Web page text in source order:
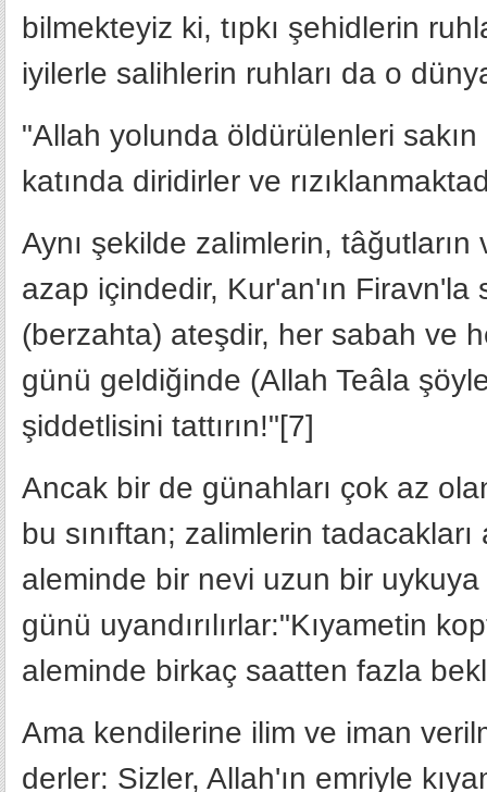
bilmekteyiz ki, tıpkı şehidlerin
iyilerle salihlerin ruhları da o
"Allah yolunda öldürülenleri
katında diridirler ve
Aynı şekilde zalimlerin,
azap içindedir, Kur'an'ın Firavn'la
(berzahta) ateşdir, her sabah ve
günü geldiğinde (Allah Teâla
şiddetlisini tattırın!"[7]
Ancak bir de günahları çok az
bu sınıftan; zalimlerin
aleminde bir nevi uzun bir
günü uyandırılırlar:"Kıyametin
aleminde birkaç saatten fazla
Ama kendilerine ilim ve iman
derler: Sizler, Allah'ın emriyle